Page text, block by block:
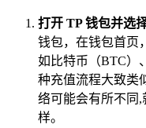
打开 TP 钱包并选
钱包，在钱包首页
如比特币（BTC）
种充值流程大致类
络可能会有所不同
样。